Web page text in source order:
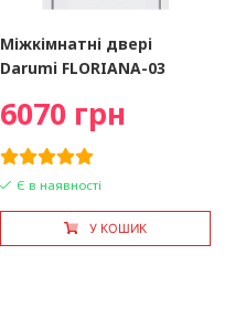
Міжкімнатні двері
Darumi FLORIANA-03
6070 грн
Є в наявності
У КОШИК